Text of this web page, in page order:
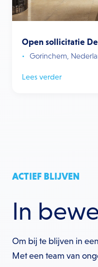
Open sollicitatie
Gorinchem,
Lees verder
ACTIEF BLIJVEN
In
Om bij te blijven in
Met een team van